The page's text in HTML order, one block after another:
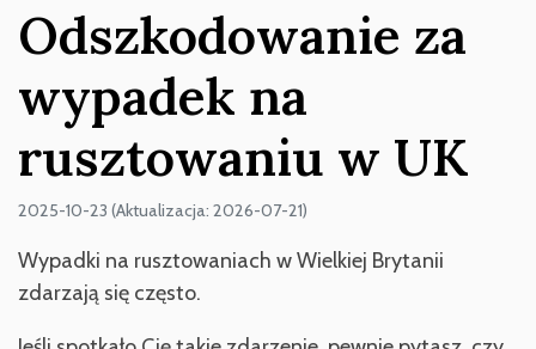
Odszkodowanie za
wypadek na
rusztowaniu w UK
2025-10-23 (Aktualizacja: 2026-07-21)
Wypadki na rusztowaniach w Wielkiej Brytanii
zdarzają się często.